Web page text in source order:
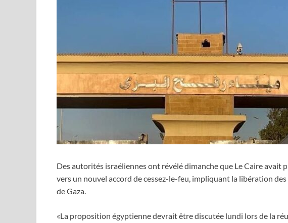
Des autorités israéliennes ont révélé dimanche que Le Caire avait
vers un nouvel accord de cessez-le-feu, impliquant la libération
de Gaza.
«La proposition égyptienne devrait être discutée lundi lors de la